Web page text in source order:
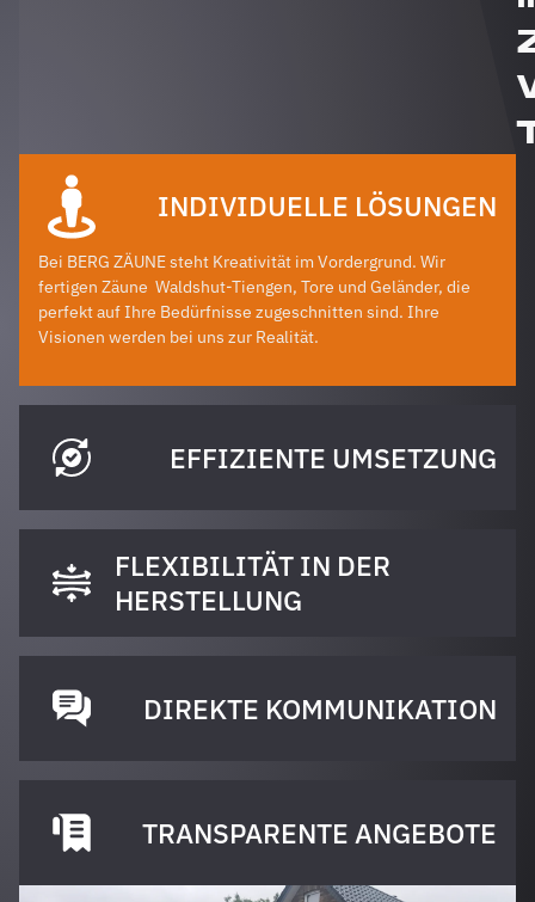
INDIVIDUELLE LÖSUNGEN
Bei BERG ZÄUNE steht Kreativität im Vordergrund. Wir
fertigen Zäune Waldshut-Tiengen, Tore und Geländer, die
perfekt auf Ihre Bedürfnisse zugeschnitten sind. Ihre
Visionen werden bei uns zur Realität.
EFFIZIENTE UMSETZUNG
FLEXIBILITÄT IN DER
HERSTELLUNG
DIREKTE KOMMUNIKATION
TRANSPARENTE ANGEBOTE